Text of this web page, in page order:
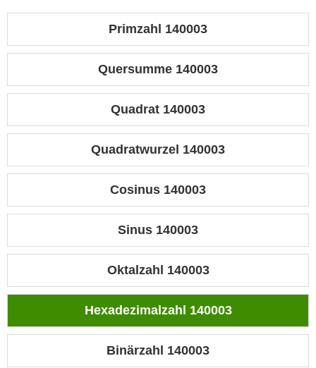
Primzahl 140003
Quersumme 140003
Quadrat 140003
Quadratwurzel 140003
Cosinus 140003
Sinus 140003
Oktalzahl 140003
Hexadezimalzahl 140003
Binärzahl 140003